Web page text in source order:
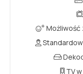
Możliwość
TV w